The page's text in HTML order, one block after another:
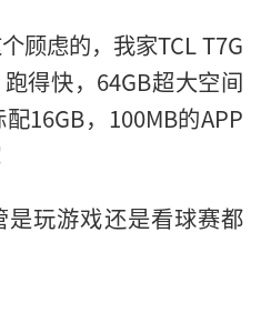
顾虑的，我家TCL T7G
得快，64GB超大空间
16GB，100MB的APP
是玩游戏还是看球赛都